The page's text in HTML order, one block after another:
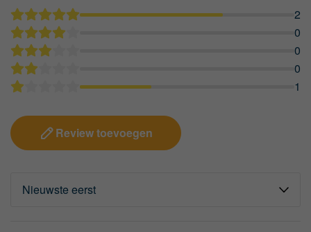
2
0
0
0
1
Review toevoegen